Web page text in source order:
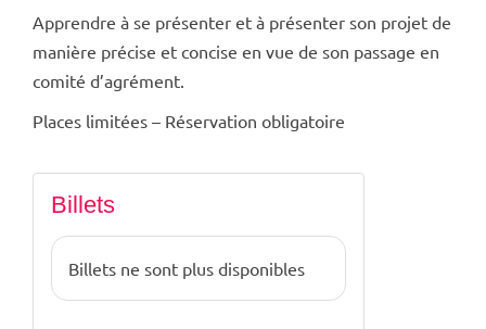
Apprendre à se présenter et à présenter son projet de
manière précise et concise en vue de son passage en
comité d’agrément.
Places limitées – Réservation obligatoire
Billets
Billets ne sont plus disponibles